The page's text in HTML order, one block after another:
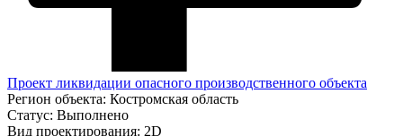
Проект ликвидации опасного производственного объекта
Регион объекта: Костромская область
Статус: Выполнено
Вид проектирования: 2D